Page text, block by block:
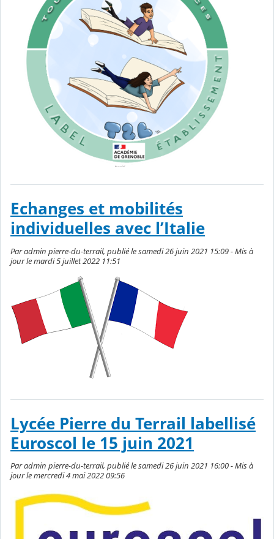
Echanges et mobilités
individuelles avec l’Italie
Par admin pierre-du-terrail, publié le samedi 26 juin 2021 15:09 - Mis à
jour le mardi 5 juillet 2022 11:51
Lycée Pierre du Terrail labellisé
Euroscol le 15 juin 2021
Par admin pierre-du-terrail, publié le samedi 26 juin 2021 16:00 - Mis à
jour le mercredi 4 mai 2022 09:56